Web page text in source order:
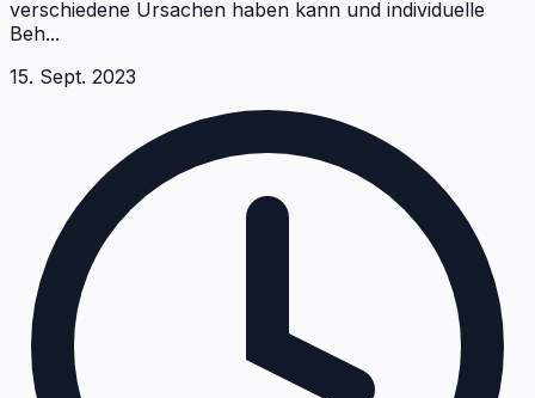
verschiedene Ursachen haben kann und individuelle
Beh...
15. Sept. 2023